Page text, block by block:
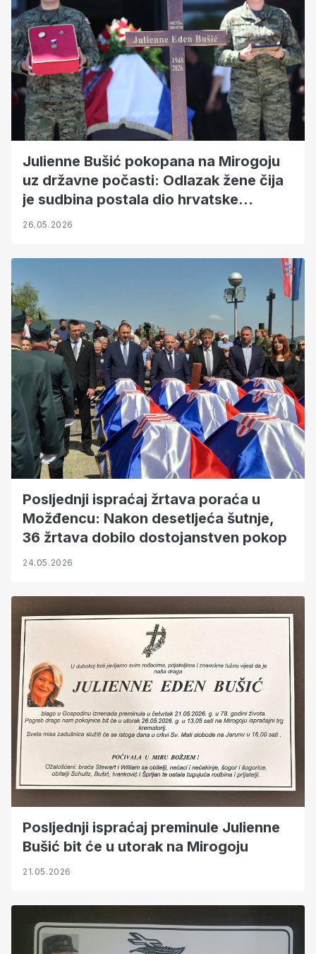
Julienne Bušić pokopana na Mirogoju
uz državne počasti: Odlazak žene čija
je sudbina postala dio hrvatske
povijesti
26.05.2026
Posljednji ispraćaj žrtava poraća u
Možđencu: Nakon desetljeća šutnje,
36 žrtava dobilo dostojanstven pokop
24.05.2026
Posljednji ispraćaj preminule Julienne
Bušić bit će u utorak na Mirogoju
21.05.2026